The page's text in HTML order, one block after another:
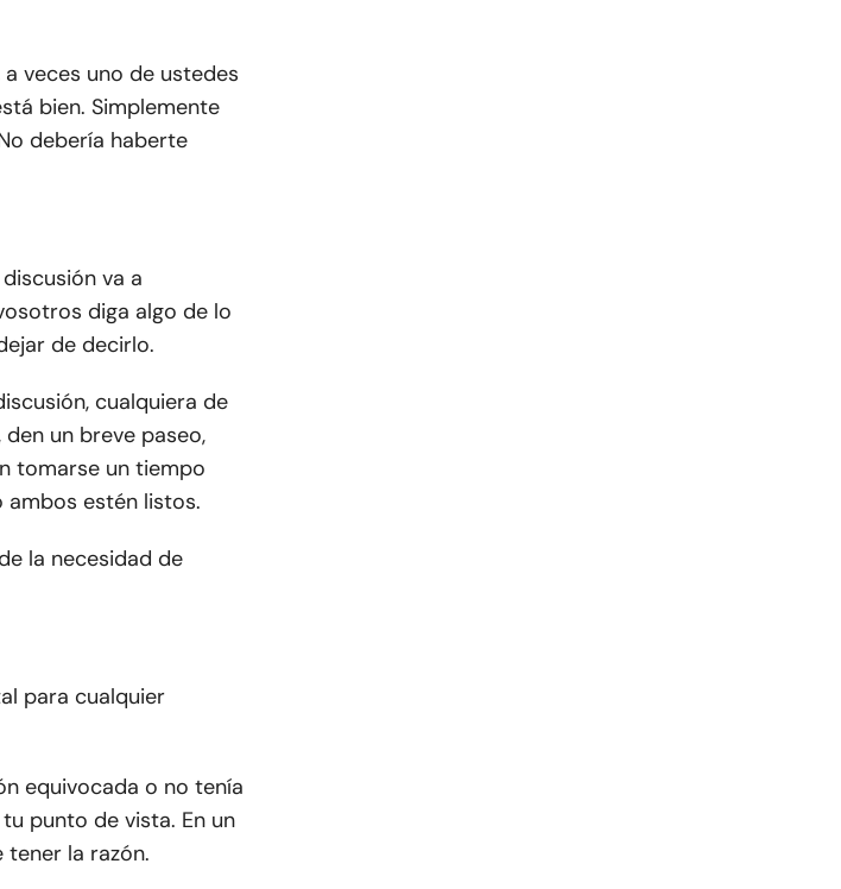
veces uno de ustedes
bien. Simplemente
debería haberte
va a
diga algo de lo
de decirlo.
cualquiera de
un breve paseo,
tomarse un tiempo
estén listos.
la necesidad de
para cualquier
equivocada o no tenía
punto de vista. En un
la razón.